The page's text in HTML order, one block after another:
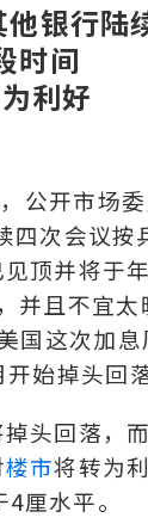
银行陆
时间
利好
公开市场
四次会议按
顶并将于
并且不宜
国这次加
始掉头回落
头回落，
楼市将转为
厘水平。